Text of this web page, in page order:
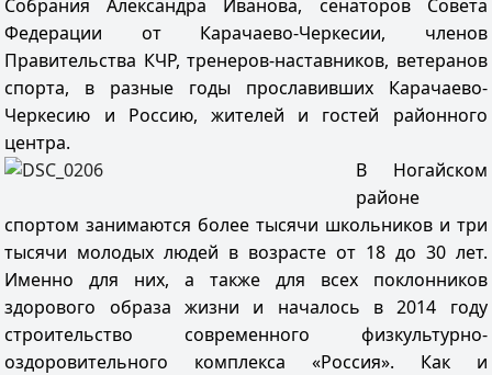
Собрания Александра Иванова, сенаторов Совета
Федерации от Карачаево-Черкесии, членов
Правительства КЧР, тренеров-наставников, ветеранов
спорта, в разные годы прославивших Карачаево-
Черкесию и Россию, жителей и гостей районного
центра.
В Ногайском
районе
спортом занимаются более тысячи школьников и три
тысячи молодых людей в возрасте от 18 до 30 лет.
Именно для них, а также для всех поклонников
здорового образа жизни и началось в 2014 году
строительство современного физкультурно-
оздоровительного комплекса «Россия». Как и